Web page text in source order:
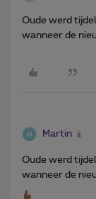
Oude werd
wanneer de
Martin
Oude werd
wanneer de